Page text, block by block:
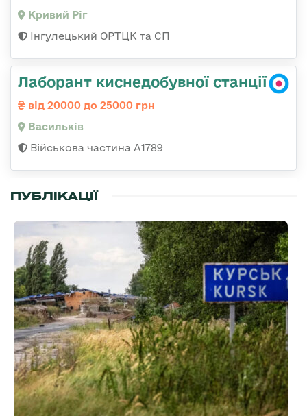
Кривий Ріг
Інгулецький ОРТЦК та СП
Лаборант киснедобувної станції
від 20000 до 25000 грн
Васильків
Військова частина А1789
ПУБЛІКАЦІЇ